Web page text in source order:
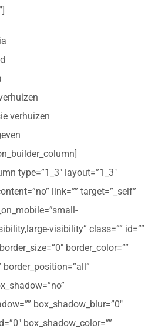
verhuizen
type=”1_3″ layout=”1_3″
link=”” target=”_self”
visibility” class=”” id=””
border_color=””
border_position=”all”
box_shadow_blur=”0″
box_shadow_color=””